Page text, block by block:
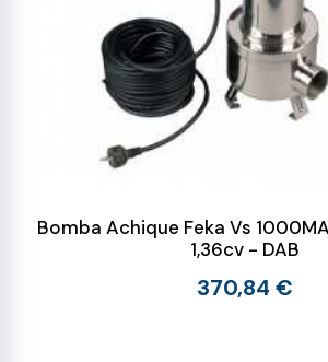
Bomba Achique Feka Vs
1,36cv - DAB
370,84 €